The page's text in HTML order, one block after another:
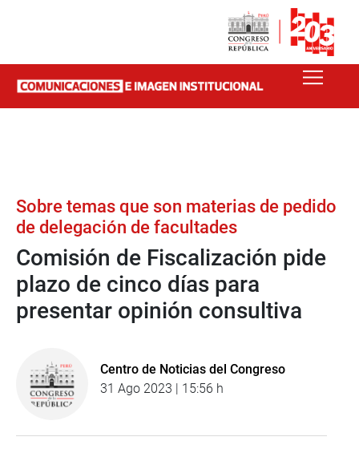
Sobre temas que son materias de pedido
de delegación de facultades
Comisión de Fiscalización pide
plazo de cinco días para
presentar opinión consultiva
Centro de Noticias del Congreso
31 Ago 2023 | 15:56 h